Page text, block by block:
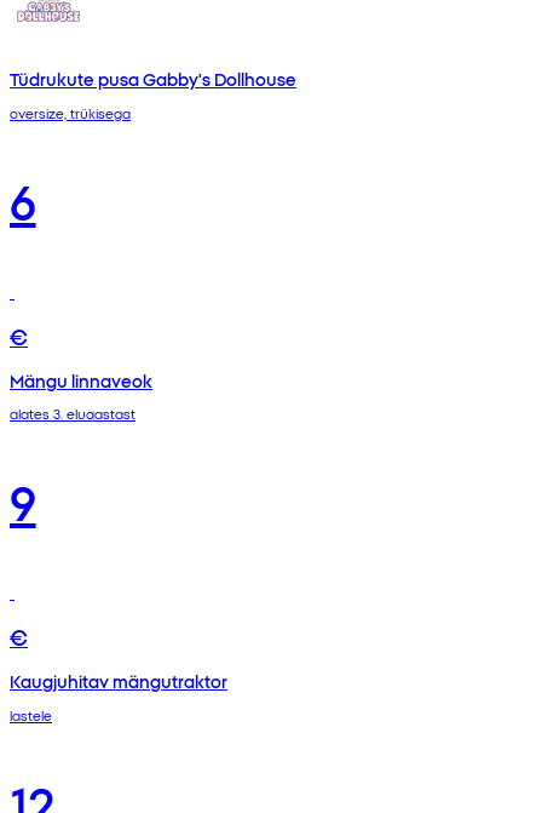
Tüdrukute pusa Gabby's Dollhouse
oversize, trükisega
6
€
Mängu linnaveok
alates 3. eluaastast
9
€
Kaugjuhitav mängutraktor
lastele